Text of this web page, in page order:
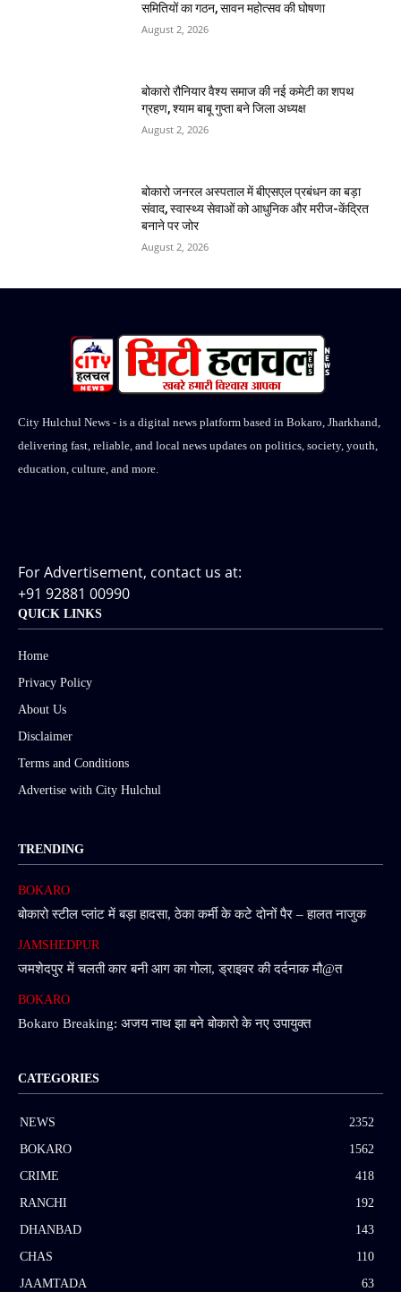
समितियों का गठन, सावन महोत्सव की घोषणा
August 2, 2026
बोकारो रौनियार वैश्य समाज की नई कमेटी का शपथ
ग्रहण, श्याम बाबू गुप्ता बने जिला अध्यक्ष
August 2, 2026
बोकारो जनरल अस्पताल में बीएसएल प्रबंधन का बड़ा
संवाद, स्वास्थ्य सेवाओं को आधुनिक और मरीज-केंद्रित
बनाने पर जोर
August 2, 2026
City Hulchul News - is a digital news platform based in Bokaro, Jharkhand,
delivering fast, reliable, and local news updates on politics, society, youth,
education, culture, and more.
For Advertisement, contact us at:
+91 92881 00990
QUICK LINKS
Home
Privacy Policy
About Us
Disclaimer
Terms and Conditions
Advertise with City Hulchul
TRENDING
BOKARO
बोकारो स्टील प्लांट में बड़ा हादसा, ठेका कर्मी के कटे दोनों पैर – हालत नाजुक
JAMSHEDPUR
जमशेदपुर में चलती कार बनी आग का गोला, ड्राइवर की दर्दनाक मौ@त
BOKARO
Bokaro Breaking: अजय नाथ झा बने बोकारो के नए उपायुक्त
CATEGORIES
NEWS
2352
BOKARO
1562
CRIME
418
RANCHI
192
DHANBAD
143
CHAS
110
JAAMTADA
63